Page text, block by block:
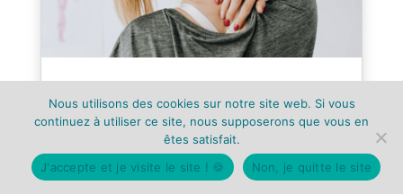
contre la fibromyalgie ?
Les tapis d'acupression aident-ils à lutter contre
la fibromyalgie ? Si vous cherchez à soulager
la fibromyalgie, un tapis d'acupression vous
apportera-t-il le soulagement que vous
Nous utilisons des cookies sur notre site web. Si vous
continuez à utiliser ce site, nous supposerons que vous en
êtes satisfait.
J'accepte et je visite le site ! 🍪
Non, je quitte le site